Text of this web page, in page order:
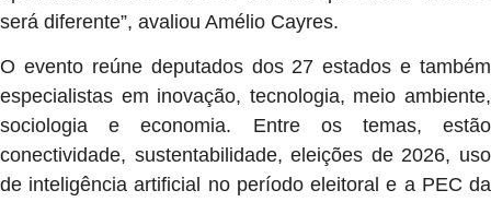
será diferente”, avaliou Amélio Cayres.
O evento reúne deputados dos 27 estados e também
especialistas em inovação, tecnologia, meio ambiente,
sociologia e economia. Entre os temas, estão
conectividade, sustentabilidade, eleições de 2026, uso
de inteligência artificial no período eleitoral e a PEC da